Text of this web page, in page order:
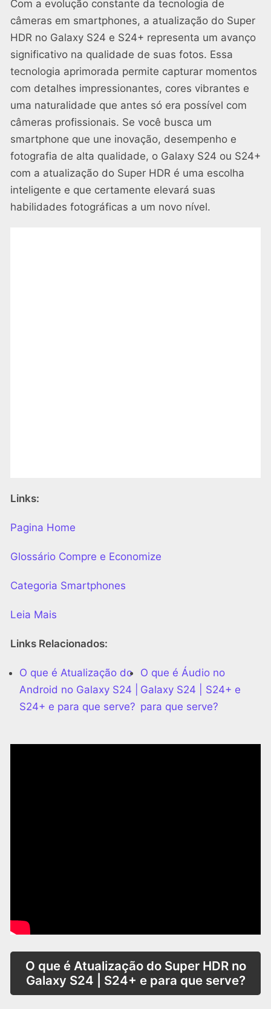
Com a evolução constante da tecnologia de
câmeras em smartphones, a atualização do Super
HDR no Galaxy S24 e S24+ representa um avanço
significativo na qualidade de suas fotos. Essa
tecnologia aprimorada permite capturar momentos
com detalhes impressionantes, cores vibrantes e
uma naturalidade que antes só era possível com
câmeras profissionais. Se você busca um
smartphone que une inovação, desempenho e
fotografia de alta qualidade, o Galaxy S24 ou S24+
com a atualização do Super HDR é uma escolha
inteligente e que certamente elevará suas
habilidades fotográficas a um novo nível.
Links:
Pagina Home
Glossário Compre e Economize
Categoria Smartphones
Leia Mais
Links Relacionados:
O que é Atualização do
Android no Galaxy S24 |
S24+ e para que serve?
O que é Áudio no
Galaxy S24 | S24+ e
para que serve?
O que é Atualização do Super HDR no
Galaxy S24 | S24+ e para que serve?